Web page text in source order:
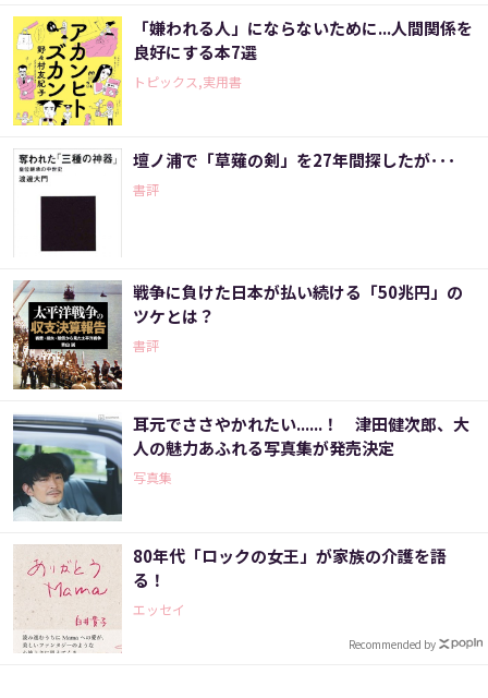
「嫌われる人」にならないために...人間関係を
良好にする本7選
トピックス,実用書
壇ノ浦で「草薙の剣」を27年間探したが･･･
書評
戦争に負けた日本が払い続ける「50兆円」の
ツケとは？
書評
耳元でささやかれたい......！ 津田健次郎、大
人の魅力あふれる写真集が発売決定
写真集
80年代「ロックの女王」が家族の介護を語
る！
エッセイ
Recommended by